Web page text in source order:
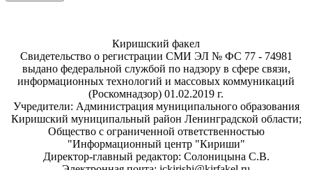
Киришский факел
Свидетельство о регистрации СМИ ЭЛ № ФС 77 - 74981
выдано федеральной службой по надзору в сфере связи,
информационных технологий и массовых коммуникаций
(Роскомнадзор) 01.02.2019 г.
Учредители: Администрация муниципального образования
Киришский муниципальный район Ленинградской области;
Общество с ограниченной ответственностью
"Информационный центр "Кириши"
Директор-главный редактор: Солоницына С.В.